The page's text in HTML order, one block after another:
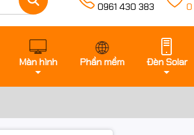
0961 430 383
0
Màn hình Phần mềm Đèn Solar